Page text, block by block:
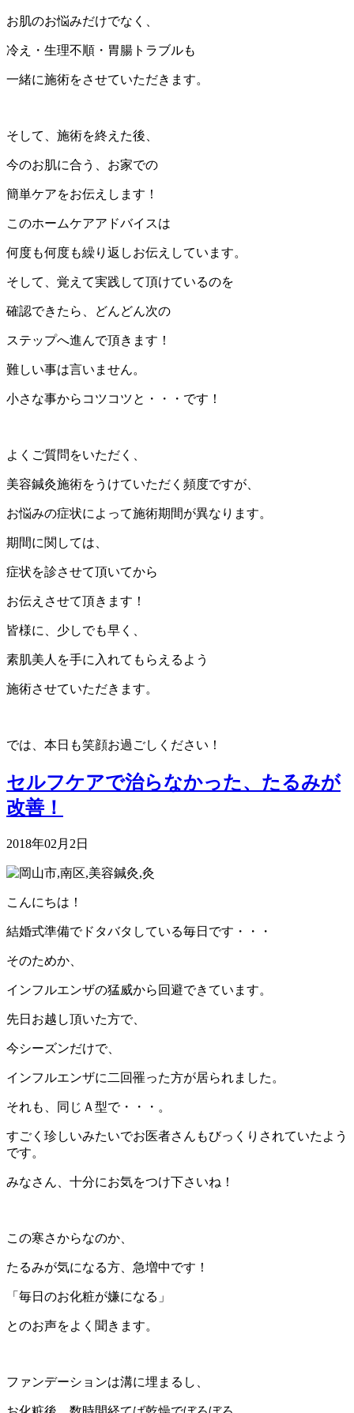
お肌のお悩みだけでなく、
冷え・生理不順・胃腸トラブルも
一緒に施術をさせていただきます。
そして、施術を終えた後、
今のお肌に合う、お家での
簡単ケアをお伝えします！
このホームケアアドバイスは
何度も何度も繰り返しお伝えしています。
そして、覚えて実践して頂けているのを
確認できたら、どんどん次の
ステップへ進んで頂きます！
難しい事は言いません。
小さな事からコツコツと・・・です！
よくご質問をいただく、
美容鍼灸施術をうけていただく頻度ですが、
お悩みの症状によって施術期間が異なります。
期間に関しては、
症状を診させて頂いてから
お伝えさせて頂きます！
皆様に、少しでも早く、
素肌美人を手に入れてもらえるよう
施術させていただきます。
では、本日も笑顔お過ごしください！
セルフケアで治らなかった、たるみが
改善！
2018年02月2日
こんにちは！
結婚式準備でドタバタしている毎日です・・・
そのためか、
インフルエンザの猛威から回避できています。
先日お越し頂いた方で、
今シーズンだけで、
インフルエンザに二回罹った方が居られました。
それも、同じＡ型で・・・。
すごく珍しいみたいでお医者さんもびっくりされていたよう
です。
みなさん、十分にお気をつけ下さいね！
この寒さからなのか、
たるみが気になる方、急増中です！
「毎日のお化粧が嫌になる」
とのお声をよく聞きます。
ファンデーションは溝に埋まるし、